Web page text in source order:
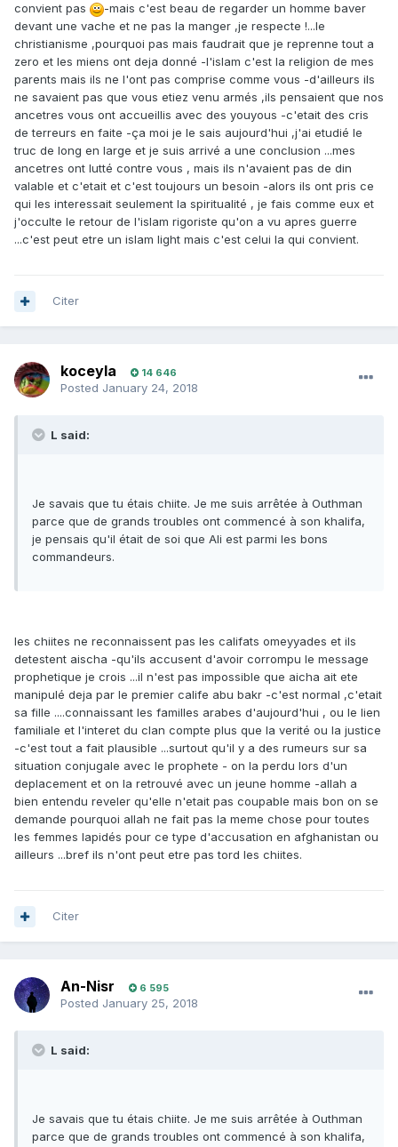
convient pas
-mais c'est beau de regarder un homme baver
devant une vache et ne pas la manger ,je respecte !...le
christianisme ,pourquoi pas mais faudrait que je reprenne tout a
zero et les miens ont deja donné -l'islam c'est la religion de mes
parents mais ils ne l'ont pas comprise comme vous -d'ailleurs ils
ne savaient pas que vous etiez venu armés ,ils pensaient que nos
ancetres vous ont accueillis avec des youyous -c'etait des cris
de terreurs en faite -ça moi je le sais aujourd'hui ,j'ai etudié le
truc de long en large et je suis arrivé a une conclusion ...mes
ancetres ont lutté contre vous , mais ils n'avaient pas de din
valable et c'etait et c'est toujours un besoin -alors ils ont pris ce
qui les interessait seulement la spiritualité , je fais comme eux et
j'occulte le retour de l'islam rigoriste qu'on a vu apres guerre
...c'est peut etre un islam light mais c'est celui la qui convient.
Citer
koceyla 14 646
Posted January 24, 2018
L said:
Je savais que tu étais chiite. Je me suis arrêtée à Outhman
parce que de grands troubles ont commencé à son khalifa,
je pensais qu'il était de soi que Ali est parmi les bons
commandeurs.
les chiites ne reconnaissent pas les califats omeyyades et ils
detestent aischa -qu'ils accusent d'avoir corrompu le message
prophetique je crois ...il n'est pas impossible que aicha ait ete
manipulé deja par le premier calife abu bakr -c'est normal ,c'etait
sa fille ....connaissant les familles arabes d'aujourd'hui , ou le lien
familiale et l'interet du clan compte plus que la verité ou la justice
-c'est tout a fait plausible ...surtout qu'il y a des rumeurs sur sa
situation conjugale avec le prophete - on la perdu lors d'un
deplacement et on la retrouvé avec un jeune homme -allah a
bien entendu reveler qu'elle n'etait pas coupable mais bon on se
demande pourquoi allah ne fait pas la meme chose pour toutes
les femmes lapidés pour ce type d'accusation en afghanistan ou
ailleurs ...bref ils n'ont peut etre pas tord les chiites.
Citer
An-Nisr 6 595
Posted January 25, 2018
L said:
Je savais que tu étais chiite. Je me suis arrêtée à Outhman
parce que de grands troubles ont commencé à son khalifa,